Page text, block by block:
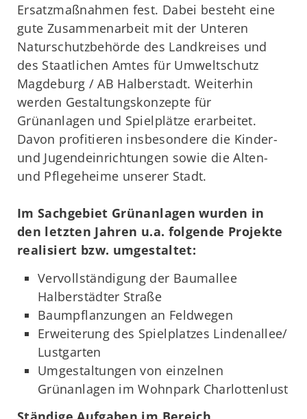
Ersatzmaßnahmen fest. Dabei besteht eine
gute Zusammenarbeit mit der Unteren
Naturschutzbehörde des Landkreises und
des Staatlichen Amtes für Umweltschutz
Magdeburg / AB Halberstadt. Weiterhin
werden Gestaltungskonzepte für
Grünanlagen und Spielplätze erarbeitet.
Davon profitieren insbesondere die Kinder-
und Jugendeinrichtungen sowie die Alten-
und Pflegeheime unserer Stadt.
Im Sachgebiet Grünanlagen wurden in
den letzten Jahren u.a. folgende Projekte
realisiert bzw. umgestaltet:
Vervollständigung der Baumallee
Halberstädter Straße
Baumpflanzungen an Feldwegen
Erweiterung des Spielplatzes Lindenallee/
Lustgarten
Umgestaltungen von einzelnen
Grünanlagen im Wohnpark Charlottenlust